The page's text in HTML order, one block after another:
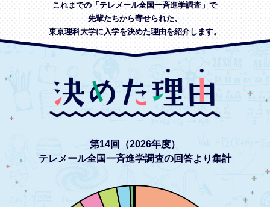
これまでの「テレメール全国一斉進学調査」で
先輩たちから寄せられた、
東京理科大学に入学を決めた理由を紹介します。
第14回（2026年度）
テレメール全国一斉進学調査の回答より集計